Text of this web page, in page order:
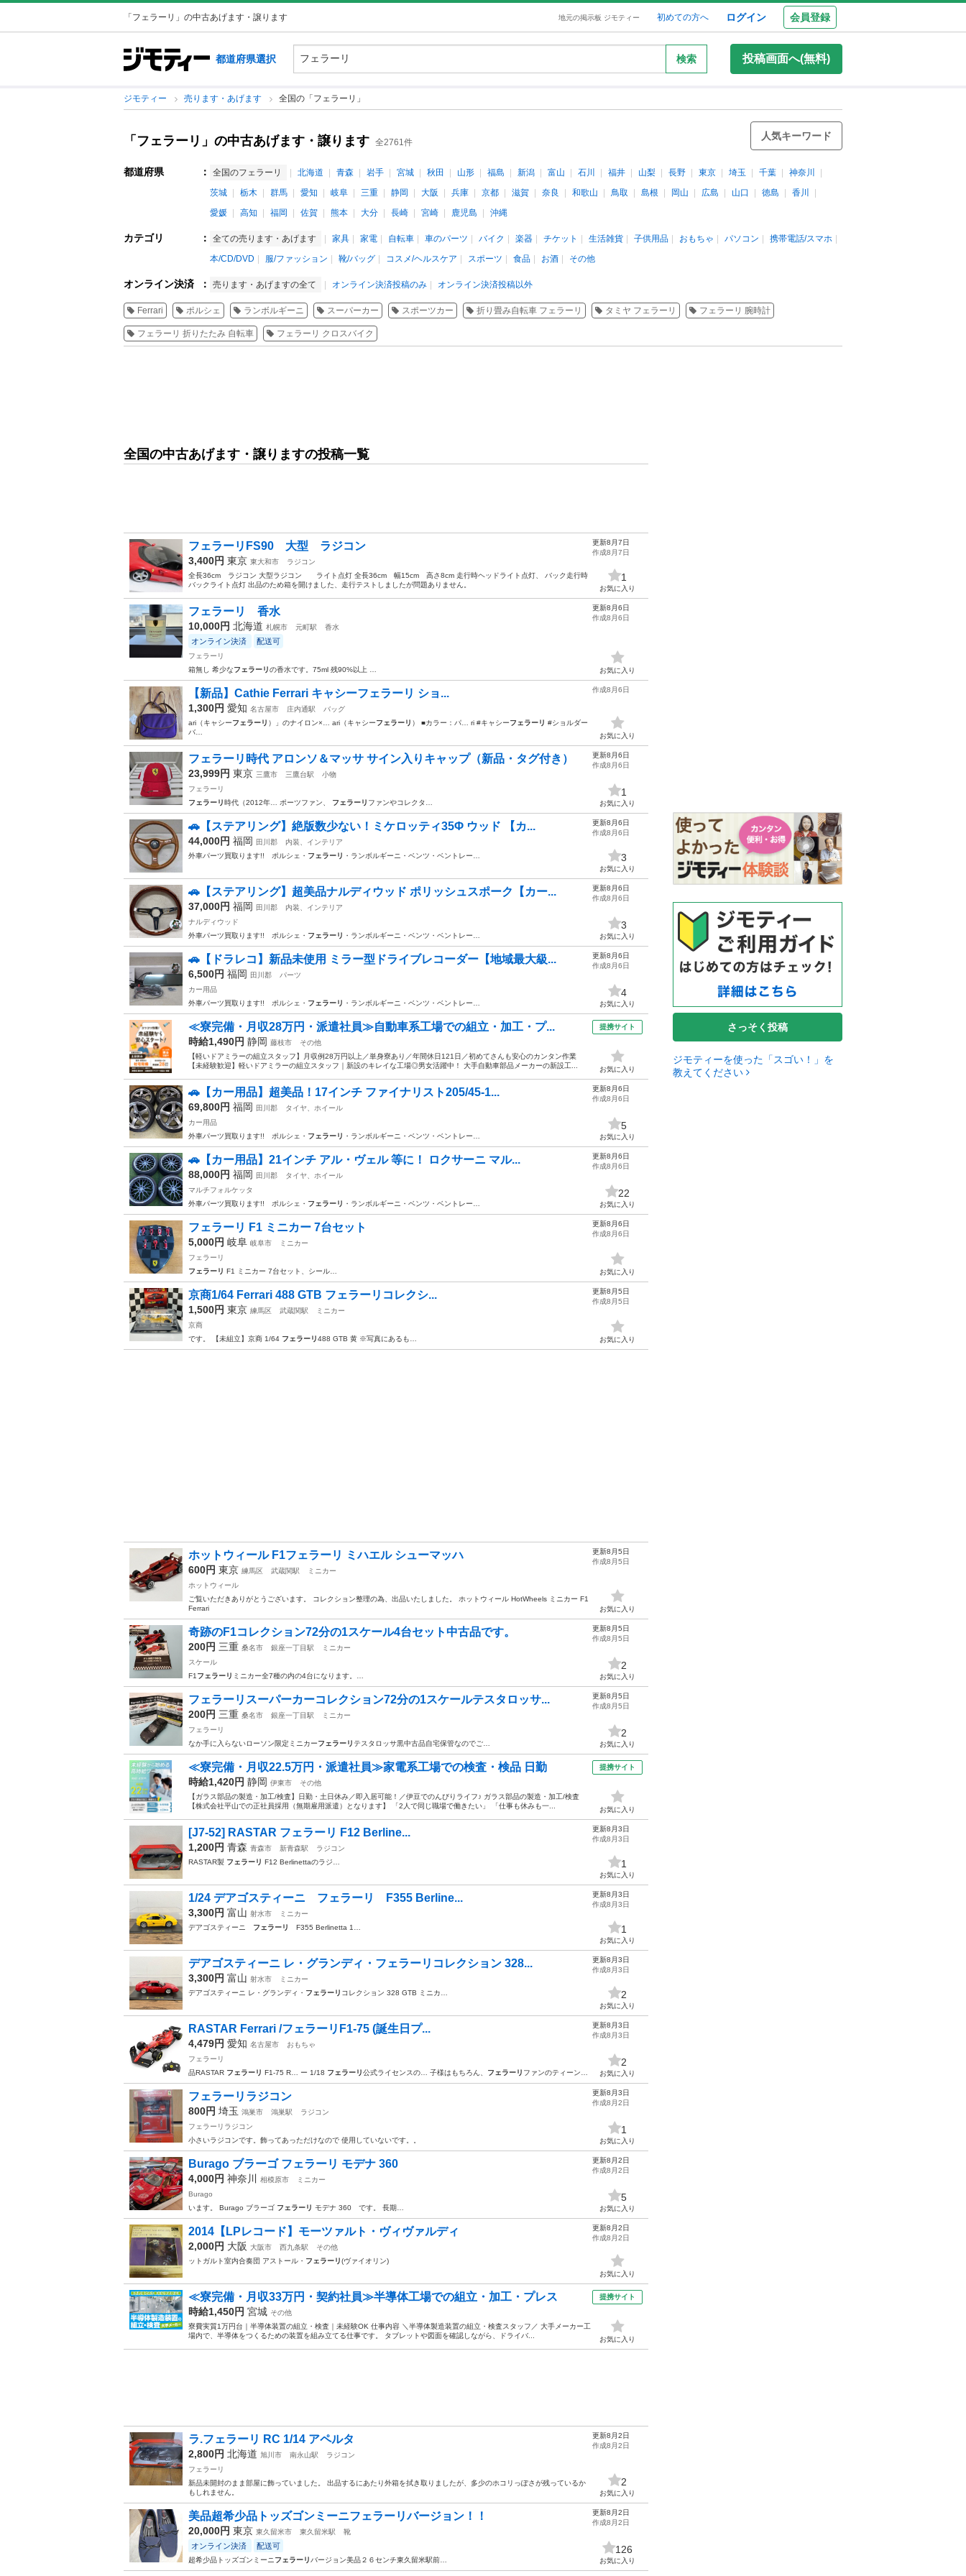
「フェラーリ」の中古あげます・譲ります 地元の掲示板 ジモティー 初めての方へ ログイン 会員登録
都道府県選択 検索 投稿画面へ(無料)
ジモティー 売ります・あげます 全国の「フェラーリ」
「フェラーリ」の中古あげます・譲ります 全2761件
人気キーワード
都道府県 ： 全国のフェラーリ 北海道 青森 岩手 宮城 秋田 山形 福島 新潟 富山 石川 福井 山梨 長野 東京 埼玉 千葉
神奈川
茨城
栃木 群馬 愛知 岐阜 三重 静岡 大阪 兵庫 京都 滋賀 奈良 和歌山 鳥取 島根 岡山 広島 山口 徳島
香川
愛媛
高知 福岡 佐賀 熊本 大分 長崎 宮崎 鹿児島 沖縄
カテゴリ ： 全ての売ります・あげます 家具 家電 自転車 車のパーツ バイク 楽器 チケット 生活雑貨 子供用品 おもちゃ パソコン
携帯電話/スマホ
本/CD/DVD
服/ファッション 靴/バッグ コスメ/ヘルスケア スポーツ 食品 お酒 その他
オンライン決済 ： 売ります・あげますの全て オンライン決済投稿のみ オンライン決済投稿以外
Ferrari ポルシェ ランボルギーニ スーパーカー スポーツカー 折り畳み自転車 フェラーリ タミヤ フェラーリ フェラーリ 腕時計
フェラーリ 折りたたみ 自転車 フェラーリ クロスバイク
全国の中古あげます・譲りますの投稿一覧
フェラーリFS90 大型 ラジコン
3,400円 東京 東大和市
ラジコン
全長36cm ラジコン 大型ラジコン ライト点灯 全長36cm 幅15cm 高さ8cm 走行時ヘッドライト点灯、 バック走行時
バックライト点灯 出品のため箱を開けました、走行テストしましたが問題ありません。
更新8月7日
作成8月7日
1
お気に入り
フェラーリ 香水
10,000円 北海道 札幌市 元町駅 香水
オンライン決済 配送可
フェラーリ
箱無し 希少なフェラーリの香水です。75ml 残90%以上 …
更新8月6日
作成8月6日
お気に入り
​【新品】Cathie Ferrari キャシーフェラーリ ショ...
1,300円 愛知 名古屋市 庄内通駅
バッグ
ari（キャシーフェラーリ ）」のナイロン×… ari（キャシーフェラーリ ） ■カラー：パ… ri #キャシーフェラーリ #ショルダー
バ…
作成8月6日
お気に入り
フェラーリ時代 アロンソ＆マッサ サイン入りキャップ（新品・タグ付き）
23,999円 東京 三鷹市 三鷹台駅
小物
フェラーリ
フェラーリ時代（2012年… ポーツファン、 フェラーリ ファンやコレクタ…
更新8月6日
作成8月6日
1
お気に入り
🚗【ステアリング】絶版数少ない！ミケロッティ35Φ ウッド 【カ...
44,000円 福岡 田川郡
内装、インテリア
外車パーツ買取ります!! ポルシェ・ フェラーリ ・ランボルギーニ・ベンツ・ベントレー…
更新8月6日
作成8月6日
3
お気に入り
🚗【ステアリング】超美品ナルディウッド ポリッシュスポーク【カー...
37,000円 福岡 田川郡
内装、インテリア
ナルディウッド
外車パーツ買取ります!! ポルシェ・ フェラーリ ・ランボルギーニ・ベンツ・ベントレー…
更新8月6日
作成8月6日
3
お気に入り
🚗【ドラレコ】新品未使用 ミラー型ドライブレコーダー【地域最大級...
6,500円 福岡 田川郡
パーツ
カー用品
外車パーツ買取ります!! ポルシェ・ フェラーリ ・ランボルギーニ・ベンツ・ベントレー…
更新8月6日
作成8月6日
4
お気に入り
≪寮完備・月収28万円・派遣社員≫自動車系工場での組立・加工・プ...
時給1,490円 静岡 藤枝市
その他
【軽いドアミラーの組立スタッフ】月収例28万円以上／単身寮あり／年間休日121日／初めてさんも安心のカンタン作業
【未経験歓迎】軽いドアミラーの組立スタッフ｜新設のキレイな工場◎男女活躍中！ 大手自動車部品メーカーの新設工...
提携サイト
お気に入り
🚗【カー用品】超美品！17インチ ファイナリスト205/45-1...
69,800円 福岡 田川郡
タイヤ、ホイール
カー用品
外車パーツ買取ります!! ポルシェ・ フェラーリ ・ランボルギーニ・ベンツ・ベントレー…
更新8月6日
作成8月6日
5
お気に入り
🚗【カー用品】21インチ アル・ヴェル 等に！ ロクサーニ マル...
88,000円 福岡 田川郡
タイヤ、ホイール
マルチフォルケッタ
外車パーツ買取ります!! ポルシェ・ フェラーリ ・ランボルギーニ・ベンツ・ベントレー…
更新8月6日
作成8月6日
22
お気に入り
フェラーリ F1 ミニカー 7台セット
5,000円 岐阜 岐阜市
ミニカー
フェラーリ
フェラーリ F1 ミニカー 7台セット、シール…
更新8月6日
作成8月6日
お気に入り
京商1/64 Ferrari 488 GTB フェラーリコレクシ...
1,500円 東京 練馬区 武蔵関駅
ミニカー
京商
です。 【未組立】京商 1/64 フェラーリ488 GTB 黄 ※写真にあるも…
更新8月5日
作成8月5日
お気に入り
ホットウィール F1フェラーリ ミハエル シューマッハ
600円 東京 練馬区 武蔵関駅
ミニカー
ホットウィール
ご覧いただきありがとうございます。 コレクション整理の為、出品いたしました。 ホットウィール HotWheels ミニカー F1
Ferrari
更新8月5日
作成8月5日
お気に入り
奇跡のF1コレクション72分の1スケール4台セット中古品です。
200円 三重 桑名市 銀座一丁目駅
ミニカー
スケール
F1 フェラーリ ミニカー全7種の内の4台になります。…
更新8月5日
作成8月5日
2
お気に入り
フェラーリスーパーカーコレクション72分の1スケールテスタロッサ...
200円 三重 桑名市 銀座一丁目駅
ミニカー
フェラーリ
なか手に入らないローソン限定ミニカーフェラーリ テスタロッサ黒中古品自宅保管なのでご…
更新8月5日
作成8月5日
2
お気に入り
≪寮完備・月収22.5万円・派遣社員≫家電系工場での検査・検品 日勤
時給1,420円 静岡 伊東市
その他
【ガラス部品の製造・加工/検査】日勤・土日休み／即入居可能！／伊豆でのんびりライフ♪ ガラス部品の製造・加工/検査
【株式会社平山での正社員採用（無期雇用派遣）となります】 「2人で同じ職場で働きたい」 「仕事も休みも一...
提携サイト
お気に入り
[J7-52] RASTAR フェラーリ F12 Berline...
1,200円 青森 青森市 新青森駅
ラジコン
RASTAR製 フェラーリ F12 Berlinettaのラジ…
更新8月3日
作成8月3日
1
お気に入り
1/24 デアゴスティーニ フェラーリ F355 Berline...
3,300円 富山 射水市
ミニカー
デアゴスティーニ フェラーリ F355 Berlinetta 1…
更新8月3日
作成8月3日
1
お気に入り
デアゴスティーニ レ・グランディ・フェラーリコレクション 328...
3,300円 富山 射水市
ミニカー
デアゴスティーニ レ・グランディ・ フェラーリ コレクション 328 GTB ミニカ…
更新8月3日
作成8月3日
2
お気に入り
RASTAR Ferrari /フェラーリF1-75 (誕生日プ...
4,479円 愛知 名古屋市
おもちゃ
フェラーリ
品RASTAR フェラーリ F1-75 R… ー 1/18 フェラーリ公式ライセンスの… 子様はもちろん、 フェラーリ ファンのティーン…
更新8月3日
作成8月3日
2
お気に入り
フェラーリラジコン
800円 埼玉 鴻巣市 鴻巣駅
ラジコン
フェラーリラジコン
小さいラジコンです。飾ってあっただけなので 使用していないです。。
更新8月3日
作成8月2日
1
お気に入り
Burago ブラーゴ フェラーリ モデナ 360
4,000円 神奈川 相模原市
ミニカー
Burago
います。 Burago ブラーゴ フェラーリ モデナ 360 です。 長期…
更新8月2日
作成8月2日
5
お気に入り
2014【LPレコード】モーツァルト・ヴィヴァルディ
2,000円 大阪 大阪市 西九条駅
その他
ットガルト室内合奏団 アストール・ フェラーリ(ヴァイオリン)
更新8月2日
作成8月2日
お気に入り
≪寮完備・月収33万円・契約社員≫半導体工場での組立・加工・プレス
時給1,450円 宮城 その他
寮費実質1万円台｜半導体装置の組立・検査｜未経験OK 仕事内容 ＼半導体製造装置の組立・検査スタッフ／ 大手メーカー工
場内で、半導体をつくるための装置を組み立てる仕事です。 タブレットや図面を確認しながら、ドライバ...
提携サイト
お気に入り
ラ.フェラーリ RC 1/14 アペルタ
2,800円 北海道 旭川市 南永山駅
ラジコン
フェラーリ
新品未開封のまま部屋に飾っていました。 出品するにあたり外箱を拭き取りましたが、多少のホコリっぽさが残っているか
もしれません。
更新8月2日
作成8月2日
2
お気に入り
美品超希少品トッズゴンミーニフェラーリバージョン！！
20,000円 東京 東久留米市 東久留米駅 靴
オンライン決済 配送可
超希少品トッズゴンミーニ フェラーリ バージョン美品２６センチ東久留米駅前…
更新8月2日
作成8月2日
126
お気に入り
さっそく投稿
ジモティーを使った「スゴい！」を
教えてください